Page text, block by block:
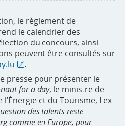
le règlement de
le calendrier des
du concours, ainsi
peuvent être consultés sur
.
presse pour présenter le
for a day, le ministre de
l’Énergie et du Tourisme, Lex
des talents reste
comme en Europe, pour